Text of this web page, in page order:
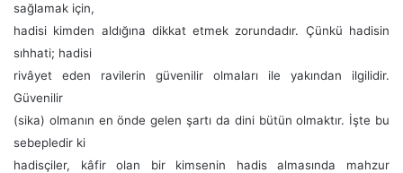
sağlamak için,
hadisi kimden aldığına dikkat etmek zorundadır. Çünkü hadisin
sıhhati; hadisi
rivâyet eden ravilerin güvenilir olmaları ile yakından ilgilidir.
Güvenilir
(sika) olmanın en önde gelen şartı da dini bütün olmaktır. İşte bu
sebepledir ki
hadisçiler, kâfir olan bir kimsenin hadis almasında mahzur